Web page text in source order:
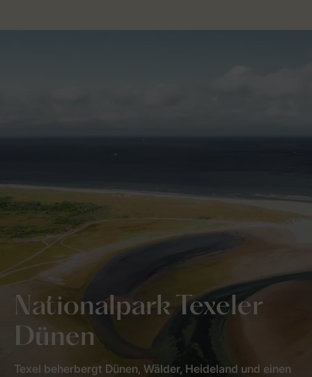
Nationalpark Texeler
Dünen
Texel beherbergt Dünen, Wälder, Heideland und einen